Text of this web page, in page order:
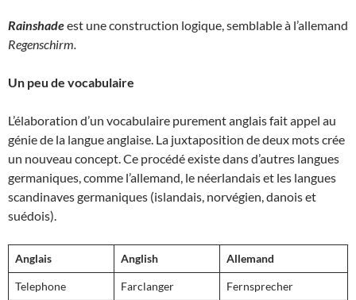
Rainshadeest une construction logique, semblable à l’allemand
Regenschirm.
Un peu de vocabulaire
L’élaboration d’un vocabulaire purement anglais fait appel au
génie de la langue anglaise. La juxtaposition de deux mots crée
un nouveau concept. Ce procédé existe dans d’autres langues
germaniques, comme l’allemand, le néerlandais et les langues
scandinaves germaniques (islandais, norvégien, danois et
suédois).
Anglais Anglish Allemand
Telephone Farclanger Fernsprecher